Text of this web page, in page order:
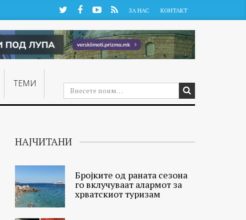
TwitterFacebookYouTube
RSS ЗА НАС КОНТАКТ
ТЕМИ
НАЈЧИТАНИ
Бројките од раната сезона
го вклучуваат алармот за
хрватскиот туризам